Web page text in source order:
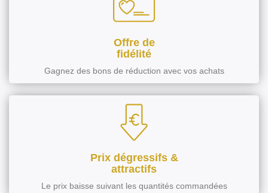
Offre de
fidélité
Gagnez des bons de réduction avec vos achats
Prix dégressifs &
attractifs
Le prix baisse suivant les quantités commandées